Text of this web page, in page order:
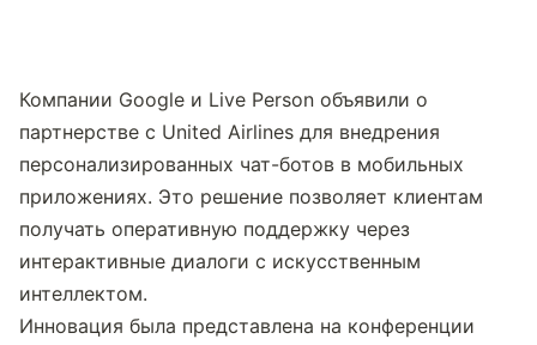
Компании Google и Live Person объявили о
партнерстве с United Airlines для внедрения
персонализированных чат-ботов в мобильных
приложениях. Это решение позволяет клиентам
получать оперативную поддержку через
интерактивные диалоги с искусственным
интеллектом.
Инновация была представлена на конференции